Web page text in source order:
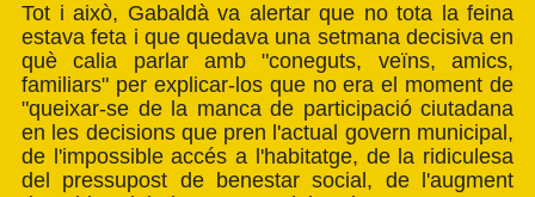
Tot i això, Gabaldà va alertar que no tota la feina
estava feta i que quedava una setmana decisiva en
què calia parlar amb "coneguts, veïns, amics,
familiars" per explicar-los que no era el moment de
"queixar-se de la manca de participació ciutadana
en les decisions que pren l'actual govern municipal,
de l'impossible accés a l'habitatge, de la ridiculesa
del pressupost de benestar social, de l'augment